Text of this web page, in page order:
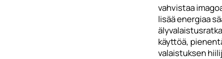
vahvistaa
lisää energiaa
käyttöä,
valaistuksen